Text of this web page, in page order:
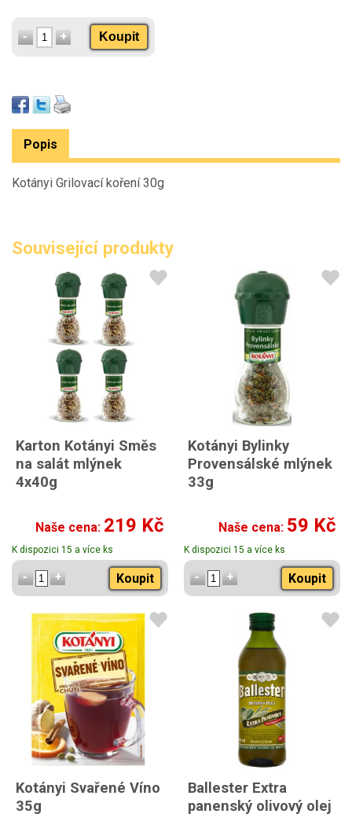
Koupit
Popis
Kotányi Grilovací koření 30g
Související produkty
Karton Kotányi Směs
na salát mlýnek
4x40g
Naše cena: 219 Kč
K dispozici 15 a více ks
Koupit
Kotányi Bylinky
Provensálské mlýnek
33g
Naše cena: 59 Kč
K dispozici 15 a více ks
Koupit
Kotányi Svařené Víno
35g
Ballester Extra
panenský olivový olej